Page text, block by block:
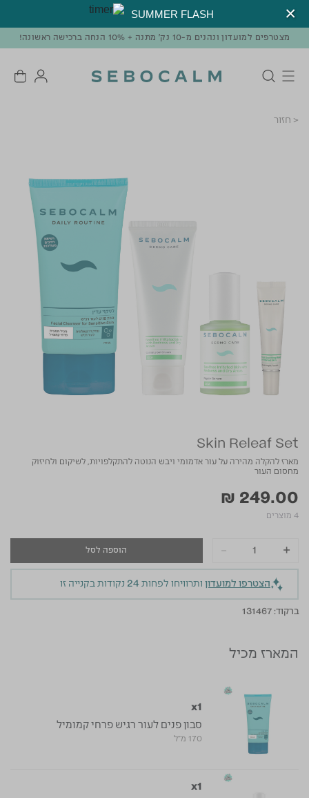
SUMMER FLASH
מצטרפים למועדון ונהנים מ-10 נק' מתנה + 10% הנחה ברכישה ראשונה!
< חזור
Skin Releaf Set
מארז להקלה מהירה על עור אדמומי ויבש הנוטה להתקלפויות, לשיקום ולחיזוק
מחסום העור
₪ 249.00
4 מוצרים
+
- הוספה לסל
הצטרפו למועדון ותרוויחו לפחות 24 נקודות בקנייה זו
ברקוד: 131467
המארז מכיל
x1
סבון פנים לעור רגיש פרחי קמומיל
170 מ"ל
x1